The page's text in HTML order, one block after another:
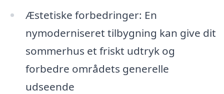
Æstetiske forbedringer: En
nymoderniseret tilbygning kan give dit
sommerhus et friskt udtryk og
forbedre områdets generelle
udseende